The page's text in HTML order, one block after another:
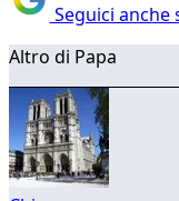
Seguici anche
Altro di Papa